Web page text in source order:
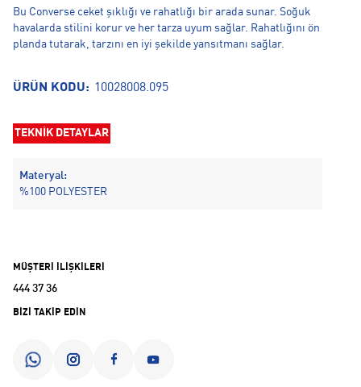
Bu Converse ceket şıklığı ve rahatlığı bir arada sunar. Soğuk
havalarda stilini korur ve her tarza uyum sağlar. Rahatlığını ön
planda tutarak, tarzını en iyi şekilde yansıtmanı sağlar.
ÜRÜN KODU: 10028008.095
TEKNİK DETAYLAR
Materyal:
%100 POLYESTER
MÜŞTERİ İLİŞKİLERİ
444 37 36
BİZİ TAKİP EDİN